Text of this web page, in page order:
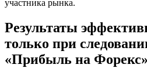
участника рынка.
Результаты
только при
«Прибыль на Форекс»